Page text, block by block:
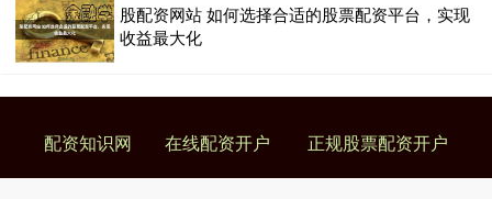
股配资网站 如何选择合适的股票配资平台，实现
收益最大化
配资知识网 在线配资开户 正规股票配资开户